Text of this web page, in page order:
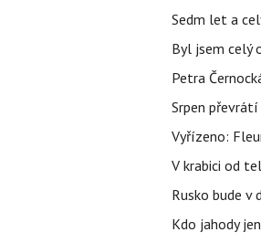
Sedm let a
Byl jsem celý
Petra
Srpen
Vyřízeno:
V krabici od
Rusko bude
Kdo jahody